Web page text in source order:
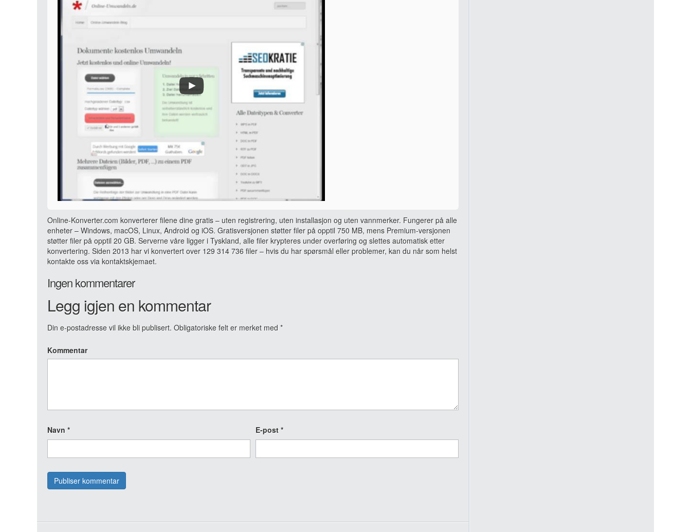
Online-Konverter.com konverterer filene dine gratis – uten registrering, uten installasjon og uten vannmerker. Fungerer på alle
enheter – Windows, macOS, Linux, Android og iOS. Gratisversjonen støtter filer på opptil 750 MB, mens Premium-versjonen
støtter filer på opptil 20 GB. Serverne våre ligger i Tyskland, alle filer krypteres under overføring og slettes automatisk etter
konvertering. Siden 2013 har vi konvertert over 129 314 736 filer – hvis du har spørsmål eller problemer, kan du når som helst
kontakte oss via kontaktskjemaet.
Ingen kommentarer
Legg igjen en kommentar
Din e-postadresse vil ikke bli publisert. Obligatoriske felt er merket med *
Kommentar
Navn * E-post *